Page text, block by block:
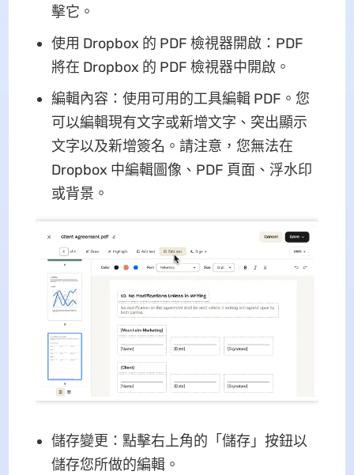
擊它。
使用 Dropbox 的 PDF 檢視器開啟：PDF
將在 Dropbox 的 PDF 檢視器中開啟。
編輯內容：使用可用的工具編輯 PDF。您
可以編輯現有文字或新增文字、突出顯示
文字以及新增簽名。請注意，您無法在
Dropbox 中編輯圖像、PDF 頁面、浮水印
或背景。
儲存變更：點擊右上角的「儲存」按鈕以
儲存您所做的編輯。